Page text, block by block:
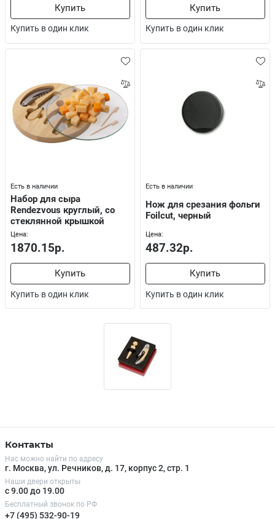
Купить
Купить в один клик
Купить
Купить в один клик
Есть в наличии
Набор для сыра
Rendezvous круглый, со
стеклянной крышкой
Цена:
1870.15р.
Купить
Купить в один клик
Есть в наличии
Нож для срезания фольги
Foilcut, черный
Цена:
487.32р.
Купить
Купить в один клик
Контакты
Нас можно найти по адресу
г. Москва, ул. Речников, д. 17, корпус 2, стр. 1
Наши двери открыты
с 9.00 до 19.00
Бесплатный звонок по РФ
+7 (495) 532-90-19